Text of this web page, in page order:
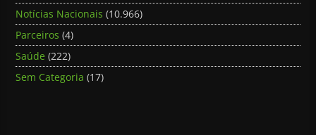
Notícias Nacionais (10.966)
Parceiros (4)
Saúde (222)
Sem Categoria (17)